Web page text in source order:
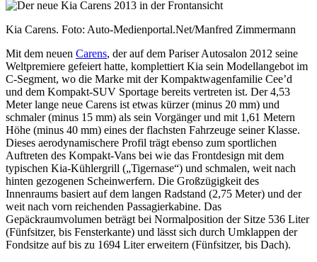
Kia Carens. Foto: Auto-Medienportal.Net/Manfred Zimmermann
Mit dem neuen Carens, der auf dem Pariser Autosalon 2012 seine
Weltpremiere gefeiert hatte, komplettiert Kia sein Modellangebot im
C-Segment, wo die Marke mit der Kompaktwagenfamilie Cee’d
und dem Kompakt-SUV Sportage bereits vertreten ist. Der 4,53
Meter lange neue Carens ist etwas kürzer (minus 20 mm) und
schmaler (minus 15 mm) als sein Vorgänger und mit 1,61 Metern
Höhe (minus 40 mm) eines der flachsten Fahrzeuge seiner Klasse.
Dieses aerodynamischere Profil trägt ebenso zum sportlichen
Auftreten des Kompakt-Vans bei wie das Frontdesign mit dem
typischen Kia-Kühlergrill („Tigernase“) und schmalen, weit nach
hinten gezogenen Scheinwerfern. Die Großzügigkeit des
Innenraums basiert auf dem langen Radstand (2,75 Meter) und der
weit nach vorn reichenden Passagierkabine. Das
Gepäckraumvolumen beträgt bei Normalposition der Sitze 536 Liter
(Fünfsitzer, bis Fensterkante) und lässt sich durch Umklappen der
Fondsitze auf bis zu 1694 Liter erweitern (Fünfsitzer, bis Dach).